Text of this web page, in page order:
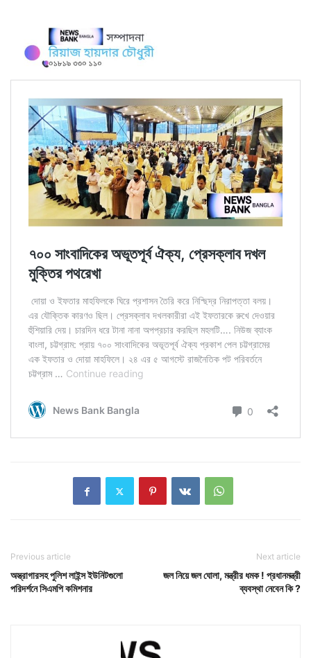
Previous article
অস্ত্রাগারসহ পুলিশ লাইন্স ইউনিটগুলো
পরিদর্শনে সিএমপি কমিশনার
Next article
জল নিয়ে জল ঘোলা, মন্ত্রীর ধমক ! প্রধানমন্ত্রী
ব্যবস্থা নেবেন কি ?